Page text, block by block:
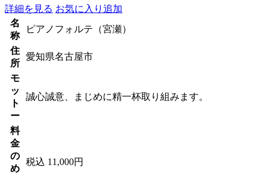
詳細を見る お気に入り追加
名
称
ピアノフォルテ（宮瀬）
住
所
愛知県名古屋市
モ
ッ
ト
ー
誠心誠意、まじめに精一杯取り組みます。
料
金
の
め
税込 11,000円